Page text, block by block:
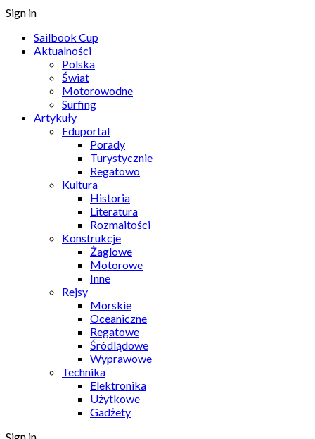
Sign in
Sailbook Cup
Aktualności
Polska
Świat
Motorowodne
Surfing
Artykuły
Eduportal
Porady
Turystycznie
Regatowo
Kultura
Historia
Literatura
Rozmaitości
Konstrukcje
Żaglowe
Motorowe
Inne
Rejsy
Morskie
Oceaniczne
Regatowe
Śródlądowe
Wyprawowe
Technika
Elektronika
Użytkowe
Gadżety